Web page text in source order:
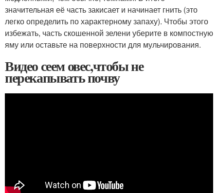
значительная её часть закисает и начинает гнить (это
легко определить по характерному запаху). Чтобы этого
избежать, часть скошенной зелени уберите в компостную
яму или оставьте на поверхности для мульчирования.
Видео сеем овес,чтобы не
перекапывать почву